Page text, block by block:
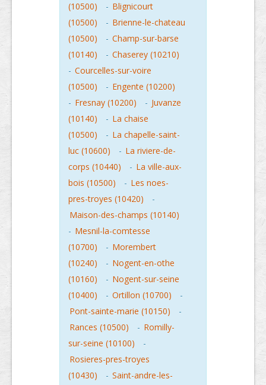
(10500)
- Blignicourt
(10500)
- Brienne-le-chateau
(10500)
- Champ-sur-barse
(10140)
- Chaserey (10210)
- Courcelles-sur-voire
(10500)
- Engente (10200)
- Fresnay (10200) - Juvanze
(10140)
- La chaise
(10500)
- La chapelle-saint-
luc (10600)
- La riviere-de-
corps (10440)
- La ville-aux-
bois (10500)
- Les noes-
pres-troyes (10420)
-
Maison-des-champs (10140)
- Mesnil-la-comtesse
(10700)
- Morembert
(10240)
- Nogent-en-othe
(10160)
- Nogent-sur-seine
(10400)
- Ortillon (10700)
-
Pont-sainte-marie (10150)
-
Rances (10500)
- Romilly-
sur-seine (10100)
-
Rosieres-pres-troyes
(10430)
- Saint-andre-les-